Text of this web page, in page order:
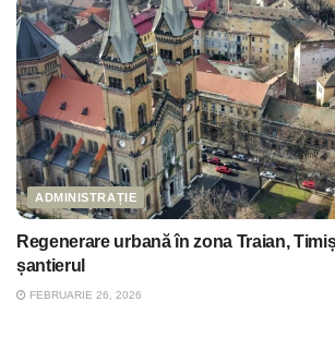
ADMINISTRAȚIE
Regenerare urbană în zona Traian,
șantierul
FEBRUARIE 26, 2026